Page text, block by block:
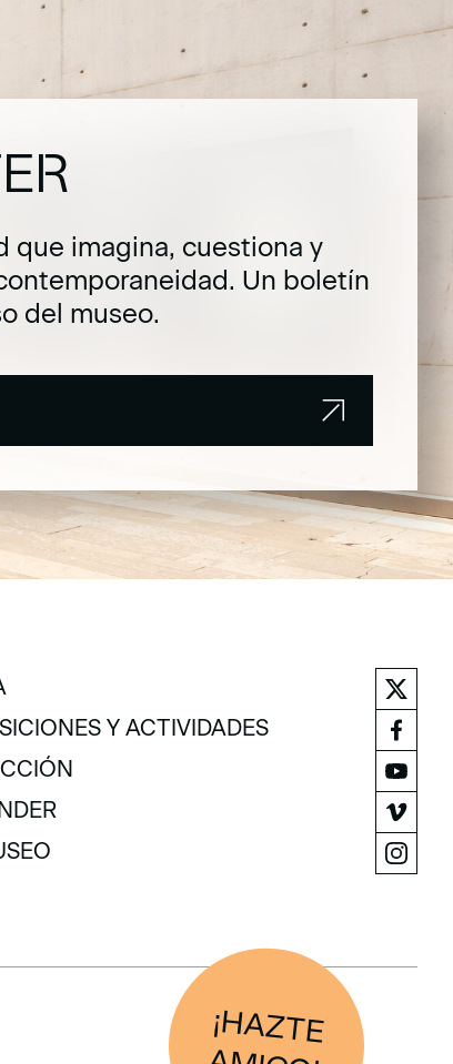
que imagina, cuestiona y
Un boletín
del museo.
Y ACTIVIDADES
Y ACTIVIDADES
¡H
AZTE
IG
O